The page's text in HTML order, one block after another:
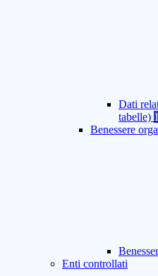
Dati
tabelle) 1
Benessere
Enti controllati